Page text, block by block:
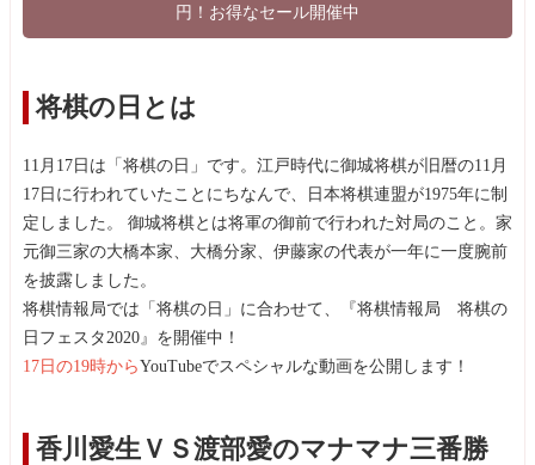
円！お得なセール開催中
将棋の日とは
11月17日は「将棋の日」です。江戸時代に御城将棋が旧暦の11月
17日に行われていたことにちなんで、日本将棋連盟が1975年に制
定しました。 御城将棋とは将軍の御前で行われた対局のこと。家
元御三家の大橋本家、大橋分家、伊藤家の代表が一年に一度腕前
を披露しました。
将棋情報局では「将棋の日」に合わせて、『将棋情報局 将棋の
日フェスタ2020』を開催中！
17日の19時からYouTubeでスペシャルな動画を公開します！
香川愛生ＶＳ渡部愛のマナマナ三番勝